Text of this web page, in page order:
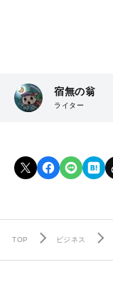
宿無の翁
ライター
TOP ビジネス